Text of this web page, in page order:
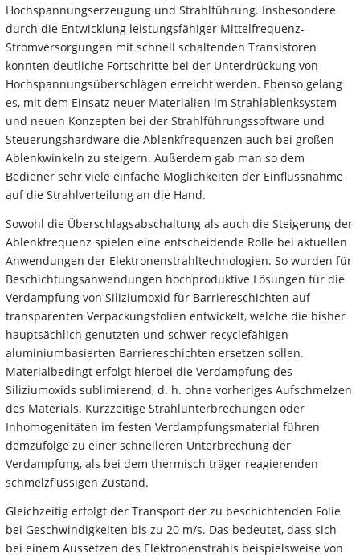
Hochspannungserzeugung und Strahlführung. Insbesondere
durch die Entwicklung leistungsfähiger Mittelfrequenz-
Stromversorgungen mit schnell schaltenden Transistoren
konnten deutliche Fortschritte bei der Unterdrückung von
Hochspannungsüberschlägen erreicht werden. Ebenso gelang
es, mit dem Einsatz neuer Materialien im Strahlablenksystem
und neuen Konzepten bei der Strahlführungssoftware und
Steuerungshardware die Ablenkfrequenzen auch bei großen
Ablenkwinkeln zu steigern. Außerdem gab man so dem
Bediener sehr viele einfache Möglichkeiten der Einflussnahme
auf die Strahlverteilung an die Hand.
Sowohl die Überschlagsabschaltung als auch die Steigerung der
Ablenkfrequenz spielen eine entscheidende Rolle bei aktuellen
Anwendungen der Elektronenstrahltechnologien. So wurden für
Beschichtungsanwendungen hochproduktive Lösungen für die
Verdampfung von Siliziumoxid für Barriereschichten auf
transparenten Verpackungsfolien entwickelt, welche die bisher
hauptsächlich genutzten und schwer recyclefähigen
aluminiumbasierten Barriereschichten ersetzen sollen.
Materialbedingt erfolgt hierbei die Verdampfung des
Siliziumoxids sublimierend, d. h. ohne vorheriges Aufschmelzen
des Materials. Kurzzeitige Strahlunterbrechungen oder
Inhomogenitäten im festen Verdampfungsmaterial führen
demzufolge zu einer schnelleren Unterbrechung der
Verdampfung, als bei dem thermisch träger reagierenden
schmelzflüssigen Zustand.
Gleichzeitig erfolgt der Transport der zu beschichtenden Folie
bei Geschwindigkeiten bis zu 20 m/s. Das bedeutet, dass sich
bei einem Aussetzen des Elektronenstrahls beispielsweise von